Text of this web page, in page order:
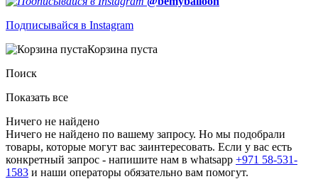
Подписывайся в Instagram
Корзина пуста
Поиск
Показать все
Ничего не найдено
Ничего не найдено по вашему запросу. Но мы подобрали
товары, которые могут вас заинтересовать. Если у вас есть
конкретный запрос - напишите нам в whatsapp +971 58-531-
1583 и наши операторы обязательно вам помогут.